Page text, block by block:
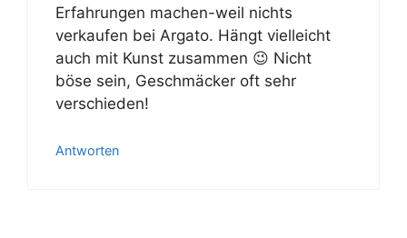
Erfahrungen machen-weil nichts
verkaufen bei Argato. Hängt vielleicht
auch mit Kunst zusammen 😉 Nicht
böse sein, Geschmäcker oft sehr
verschieden!
Antworten